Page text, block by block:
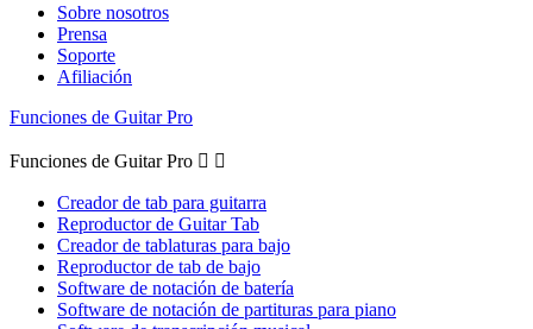
Sobre nosotros
Prensa
Soporte
Afiliación
Funciones de Guitar Pro
Funciones de Guitar Pro  
Creador de tab para guitarra
Reproductor de Guitar Tab
Creador de tablaturas para bajo
Reproductor de tab de bajo
Software de notación de batería
Software de notación de partituras para piano